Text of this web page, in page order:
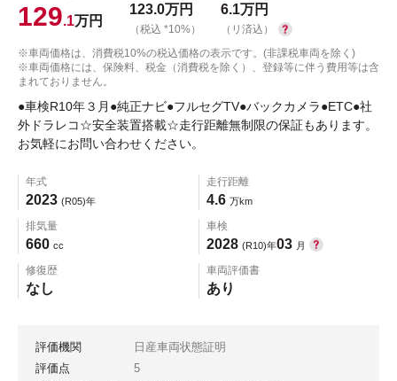
129.1万円
123.0万円
（税込 *10%）
6.1万円
（リ済込）
※車両価格は、消費税10%の税込価格の表示です。(非課税車両を除く)
※車両価格には、保険料、税金（消費税を除く）、登録等に伴う費用等は含
まれておりません。
●車検R10年３月●純正ナビ●フルセグTV●バックカメラ●ETC●社
外ドラレコ☆安全装置搭載☆走行距離無制限の保証もあります。
お気軽にお問い合わせください。
年式
2023 (R05)年
走行距離
4.6 万km
排気量
660 cc
車検
2028 (R10)年03 月
修復歴
なし
車両評価書
あり
評価機関
日産車両状態証明
評価点
5